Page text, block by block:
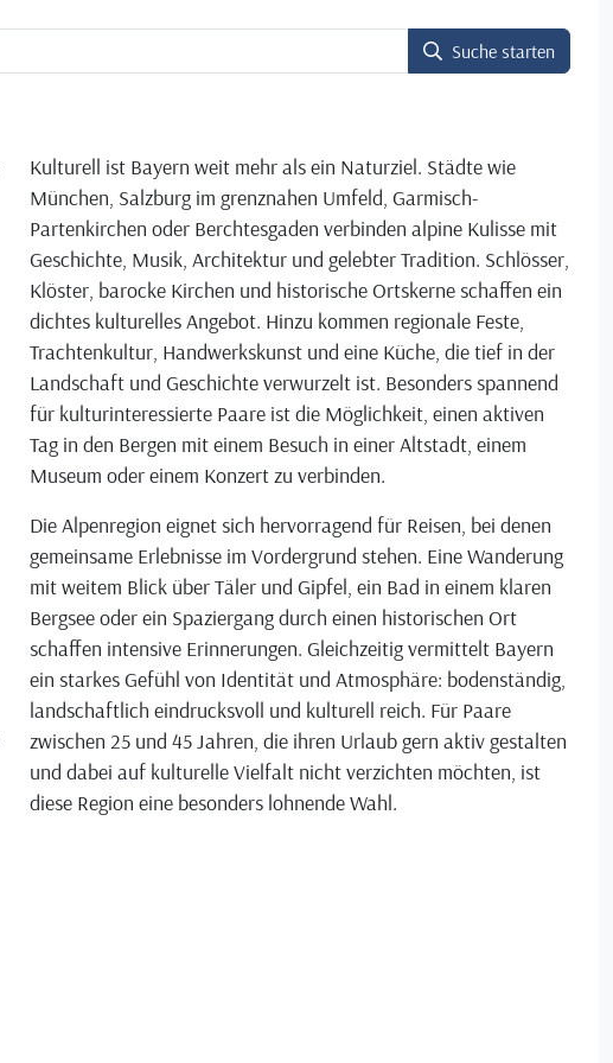
Suche starten
Kulturell ist Bayern weit mehr als ein Naturziel. Städte wie
München, Salzburg im grenznahen Umfeld, Garmisch-
Partenkirchen oder Berchtesgaden verbinden alpine Kulisse mit
Geschichte, Musik, Architektur und gelebter Tradition. Schlösser,
Klöster, barocke Kirchen und historische Ortskerne schaffen ein
dichtes kulturelles Angebot. Hinzu kommen regionale Feste,
Trachtenkultur, Handwerkskunst und eine Küche, die tief in der
Landschaft und Geschichte verwurzelt ist. Besonders spannend
für kulturinteressierte Paare ist die Möglichkeit, einen aktiven
Tag in den Bergen mit einem Besuch in einer Altstadt, einem
Museum oder einem Konzert zu verbinden.
Die Alpenregion eignet sich hervorragend für Reisen, bei denen
gemeinsame Erlebnisse im Vordergrund stehen. Eine Wanderung
mit weitem Blick über Täler und Gipfel, ein Bad in einem klaren
Bergsee oder ein Spaziergang durch einen historischen Ort
schaffen intensive Erinnerungen. Gleichzeitig vermittelt Bayern
ein starkes Gefühl von Identität und Atmosphäre: bodenständig,
landschaftlich eindrucksvoll und kulturell reich. Für Paare
zwischen 25 und 45 Jahren, die ihren Urlaub gern aktiv gestalten
und dabei auf kulturelle Vielfalt nicht verzichten möchten, ist
diese Region eine besonders lohnende Wahl.